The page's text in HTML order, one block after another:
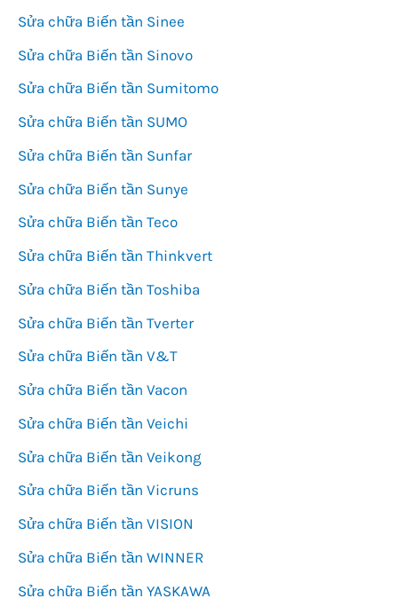
Sửa chữa Biến tần Sinee
Sửa chữa Biến tần Sinovo
Sửa chữa Biến tần Sumitomo
Sửa chữa Biến tần SUMO
Sửa chữa Biến tần Sunfar
Sửa chữa Biến tần Sunye
Sửa chữa Biến tần Teco
Sửa chữa Biến tần Thinkvert
Sửa chữa Biến tần Toshiba
Sửa chữa Biến tần Tverter
Sửa chữa Biến tần V&T
Sửa chữa Biến tần Vacon
Sửa chữa Biến tần Veichi
Sửa chữa Biến tần Veikong
Sửa chữa Biến tần Vicruns
Sửa chữa Biến tần VISION
Sửa chữa Biến tần WINNER
Sửa chữa Biến tần YASKAWA